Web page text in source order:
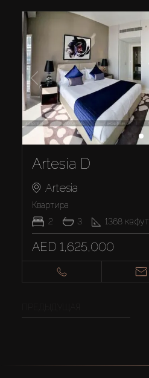
Artesia D
Artesia
Квартира
2
3 1368 кв.фут
AED 1,625,000